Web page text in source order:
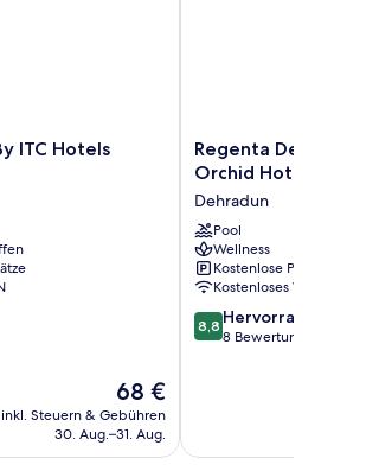
ITC Hotels
Der
Preis
beträgt
68 €
inkl. Steuern & Gebühren
30. Aug.–31. Aug.
Regenta
Dehradun
Royal
Orchid
Hotels
Limited
Dehradun
Regenta Dehradun
Orchid Hotels
Dehradun
Pool
Wellness
Kostenlose Parkplätze
Kostenloses WLAN
8.8
von
8,8 Hervorragend
8 Bewertungen